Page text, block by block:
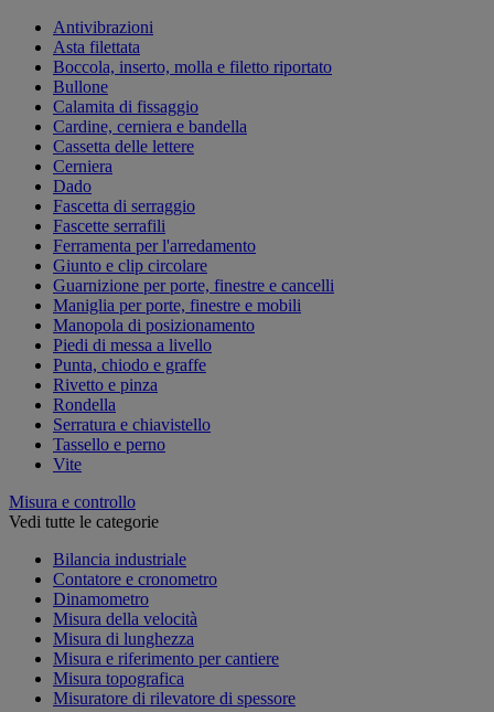
Antivibrazioni
Asta filettata
Boccola, inserto, molla e filetto riportato
Bullone
Calamita di fissaggio
Cardine, cerniera e bandella
Cassetta delle lettere
Cerniera
Dado
Fascetta di serraggio
Fascette serrafili
Ferramenta per l'arredamento
Giunto e clip circolare
Guarnizione per porte, finestre e cancelli
Maniglia per porte, finestre e mobili
Manopola di posizionamento
Piedi di messa a livello
Punta, chiodo e graffe
Rivetto e pinza
Rondella
Serratura e chiavistello
Tassello e perno
Vite
Misura e controllo
Vedi tutte le categorie
Bilancia industriale
Contatore e cronometro
Dinamometro
Misura della velocità
Misura di lunghezza
Misura e riferimento per cantiere
Misura topografica
Misuratore di rilevatore di spessore